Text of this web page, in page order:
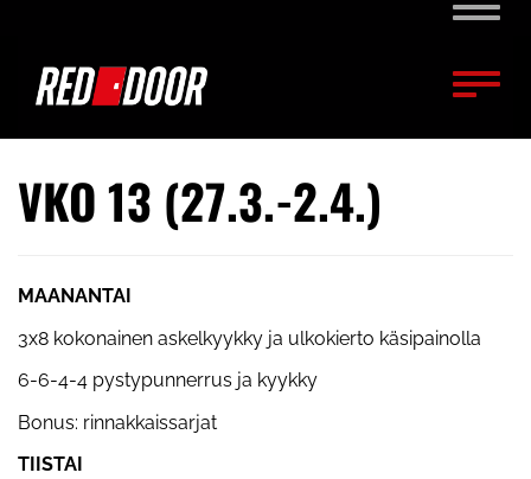
VKO 13 (27.3.-2.4.)
MAANANTAI
3x8 kokonainen askelkyykky ja ulkokierto käsipainolla
6-6-4-4 pystypunnerrus ja kyykky
Bonus: rinnakkaissarjat
TIISTAI